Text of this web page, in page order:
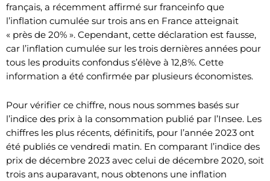
français, a récemment affirmé sur franceinfo que
l’inflation cumulée sur trois ans en France atteignait
« près de 20% ». Cependant, cette déclaration est fausse,
car l’inflation cumulée sur les trois dernières années pour
tous les produits confondus s’élève à 12,8%. Cette
information a été confirmée par plusieurs économistes.
Pour vérifier ce chiffre, nous nous sommes basés sur
l’indice des prix à la consommation publié par l’Insee. Les
chiffres les plus récents, définitifs, pour l’année 2023 ont
été publiés ce vendredi matin. En comparant l’indice des
prix de décembre 2023 avec celui de décembre 2020, soit
trois ans auparavant, nous obtenons une inflation